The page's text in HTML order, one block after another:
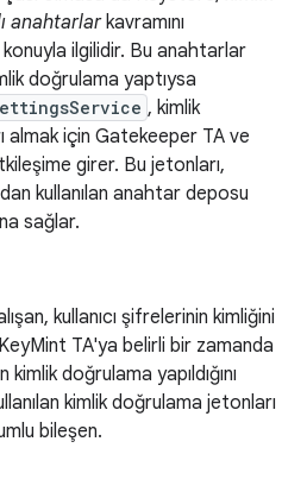
anahtarlarkavramını
ilgilidir. Bu anahtarlar
doğrulama yaptıysa
, kimlik
almak için Gatekeeper TA ve
girer. Bu jetonları,
kullanılan anahtar deposu
sağlar.
kullanıcı şifrelerinin kimliğini
TA'ya belirli bir zamanda
kimlik doğrulama yapıldığını
kimlik doğrulama jetonları
bileşen.